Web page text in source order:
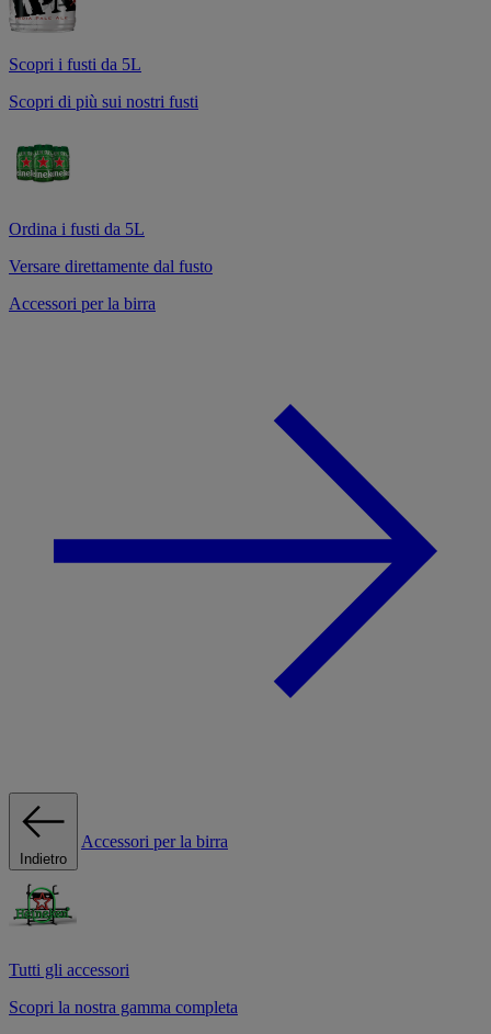
Scopri i fusti da 5L
Scopri di più sui nostri fusti
Ordina i fusti da 5L
Versare direttamente dal fusto
Accessori per la birra
Indietro
Accessori per la birra
Tutti gli accessori
Scopri la nostra gamma completa